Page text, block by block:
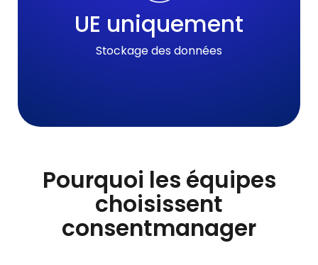
UE uniquement
Stockage des données
Pourquoi les équipes
choisissent
consentmanager